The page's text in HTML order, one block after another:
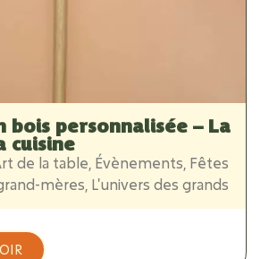
bois personnalisée – La
cuisine
de la table Évènements Fêtes
mères L'univers des grands